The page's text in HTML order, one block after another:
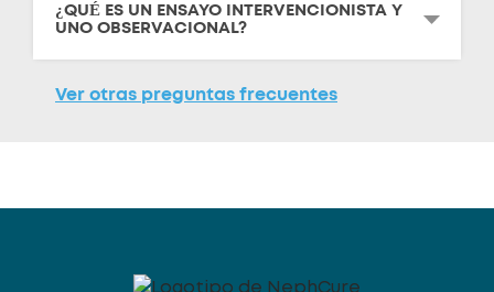
¿QUÉ ES UN ENSAYO INTERVENCIONISTA Y
UNO OBSERVACIONAL?
Ver otras preguntas frecuentes